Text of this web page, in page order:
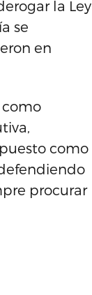
la Ley
se
en
como
como
procurar